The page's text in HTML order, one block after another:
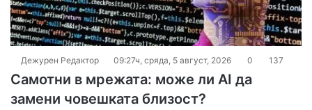
Дежурен Редактор 09:27ч, сряда, 5 август, 2026 0 137
Самотни в мрежата: може ли AI да
замени човешката близост?